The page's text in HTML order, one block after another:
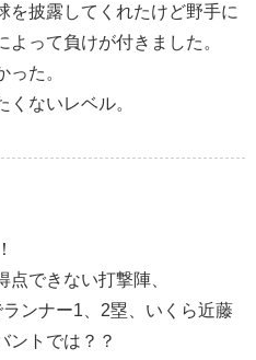
を披露してくれたけど野手に
って負けが付きました。
た。
ないレベル。
できない打撃陣、
ンナー1、2塁、いくら近藤
ントでは？？